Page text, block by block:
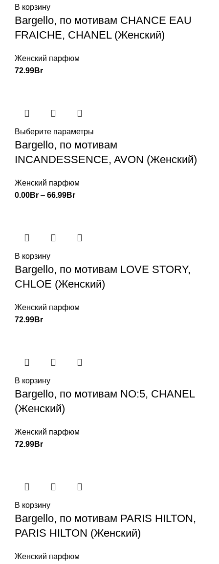
В корзину
Bargello, по мотивам CHANCE EAU
FRAICHE, CHANEL (Женский)
Женский парфюм
72.99Br
Выберите параметры
Bargello, по мотивам
INCANDESSENCE, AVON (Женский)
Женский парфюм
0.00Br – 66.99Br
В корзину
Bargello, по мотивам LOVE STORY,
CHLOE (Женский)
Женский парфюм
72.99Br
В корзину
Bargello, по мотивам NO:5, CHANEL
(Женский)
Женский парфюм
72.99Br
В корзину
Bargello, по мотивам PARIS HILTON,
PARIS HILTON (Женский)
Женский парфюм